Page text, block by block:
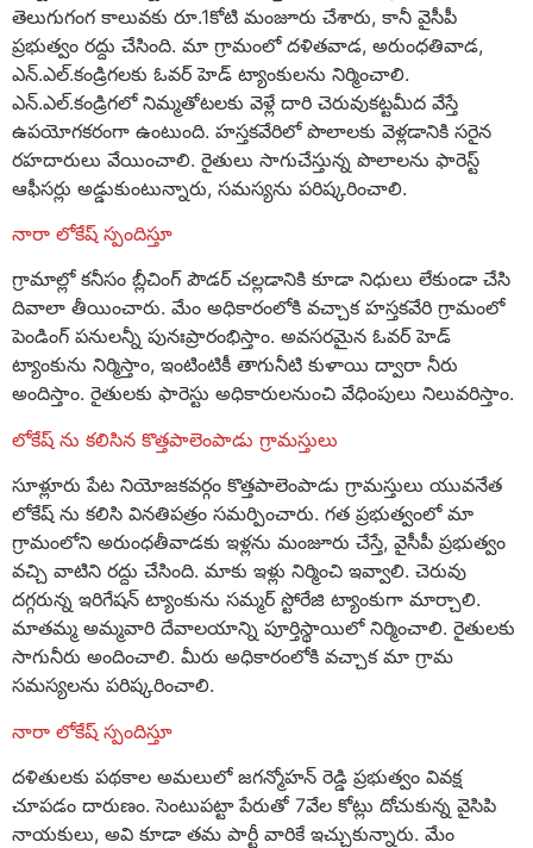
తెలుగుగంగ కాలువకు రూ.1కోటి మంజూరు చేశారు, కానీ వైసీపీ
ప్రభుత్వం రద్దు చేసింది. మా గ్రామంలో దళితవాడ, అరుంధతివాడ,
ఎన్.ఎల్.కండ్రిగలకు ఓవర్ హెడ్ ట్యాంకులను నిర్మించాలి.
ఎన్.ఎల్.కండ్రిగలో నిమ్మతోటలకు వెళ్లే దారి చెరువుకట్టమీద వేస్తే
ఉపయోగకరంగా ఉంటుంది. హస్తకవేరిలో పొలాలకు వెళ్లడానికి సరైన
రహదారులు వేయించాలి. రైతులు సాగుచేస్తున్న పొలాలను ఫారెస్ట్
ఆఫీసర్లు అడ్డుకుంటున్నారు, సమస్యను పరిష్కరించాలి.
నారా లోకేష్ స్పందిస్తూ
గ్రామాల్లో కనీసం బ్లీచింగ్ పౌడర్ చల్లడానికి కూడా నిధులు లేకుండా చేసి
దివాలా తీయించారు. మేం అధికారంలోకి వచ్చాక హస్తకవేరి గ్రామంలో
పెండింగ్ పనులన్నీ పునఃప్రారంభిస్తాం. అవసరమైన ఓవర్ హెడ్
ట్యాంకును నిర్మిస్తాం, ఇంటింటికీ తాగునీటి కుళాయి ద్వారా నీరు
అందిస్తాం. రైతులకు ఫారెస్టు అధికారులనుంచి వేధింపులు నిలువరిస్తాం.
లోకేష్ ను కలిసిన కొత్తపాలెంపాడు గ్రామస్తులు
సూళ్లూరు పేట నియోజకవర్గం కొత్తపాలెంపాడు గ్రామస్తులు యువనేత
లోకేష్ ను కలిసి వినతిపత్రం సమర్పించారు. గత ప్రభుత్వంలో మా
గ్రామంలోని అరుంధతీవాడకు ఇళ్లను మంజూరు చేస్తే, వైసీపీ ప్రభుత్వం
వచ్చి వాటిని రద్దు చేసింది. మాకు ఇళ్లు నిర్మించి ఇవ్వాలి. చెరువు
దగ్గరున్న ఇరిగేషన్ ట్యాంకును సమ్మర్ స్టోరేజి ట్యాంకుగా మార్చాలి.
మాతమ్మ అమ్మవారి దేవాలయాన్ని పూర్తిస్థాయిలో నిర్మించాలి. రైతులకు
సాగునీరు అందించాలి. మీరు అధికారంలోకి వచ్చాక మా గ్రామ
సమస్యలను పరిష్కరించాలి.
నారా లోకేష్ స్పందిస్తూ
దళితులకు పథకాల అమలులో జగన్మోహన్ రెడ్డి ప్రభుత్వం వివక్ష
చూపడం దారుణం. సెంటుపట్టా పేరుతో 7వేల కోట్లు దోచుకున్న వైసిపి
నాయకులు, అవి కూడా తమ పార్టీ వారికే ఇచ్చుకున్నారు. మేం